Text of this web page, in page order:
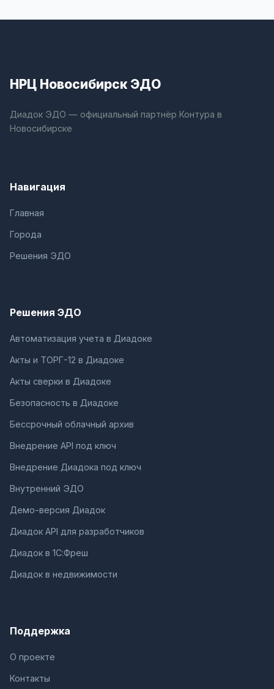
НРЦ Новосибирск ЭДО
Диадок ЭДО — официальный партнёр Контура в
Новосибирске
Навигация
Главная
Города
Решения ЭДО
Решения ЭДО
Автоматизация учета в Диадоке
Акты и ТОРГ-12 в Диадоке
Акты сверки в Диадоке
Безопасность в Диадоке
Бессрочный облачный архив
Внедрение API под ключ
Внедрение Диадока под ключ
Внутренний ЭДО
Демо-версия Диадок
Диадок API для разработчиков
Диадок в 1С:Фреш
Диадок в недвижимости
Поддержка
О проекте
Контакты